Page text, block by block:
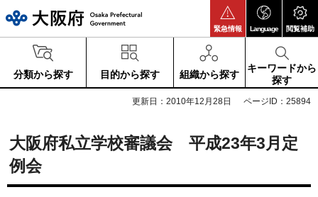
緊急情報 Language 閲覧補助
分類から探す 目的から探す 組織から探す
キーワードから
探す
更新日：2010年12月28日 ページID：25894
大阪府私立学校審議会 平成23年3月定
例会